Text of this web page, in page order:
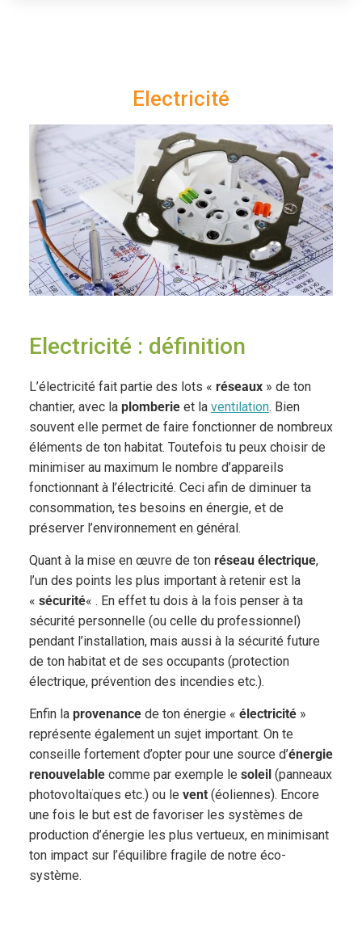
Electricité
Electricité : définition
L’électricité fait partie des lots « réseaux» de ton
chantier, avec la plomberieet la ventilation. Bien
souvent elle permet de faire fonctionner de nombreux
éléments de ton habitat. Toutefois tu peux choisir de
minimiser au maximum le nombre d’appareils
fonctionnant à l’électricité. Ceci afin de diminuer ta
consommation, tes besoins en énergie, et de
préserver l’environnement en général.
Quant à la mise en œuvre de ton réseau électrique,
l’un des points les plus important à retenir est la
« sécurité« . En effet tu dois à la fois penser à ta
sécurité personnelle (ou celle du professionnel)
pendant l’installation, mais aussi à la sécurité future
de ton habitat et de ses occupants (protection
électrique, prévention des incendies etc.).
Enfin la provenancede ton énergie « électricité»
représente également un sujet important. On te
conseille fortement d’opter pour une source d’énergie
renouvelablecomme par exemple le soleil (panneaux
photovoltaïques etc.) ou le vent(éoliennes). Encore
une fois le but est de favoriser les systèmes de
production d’énergie les plus vertueux, en minimisant
ton impact sur l’équilibre fragile de notre éco-
système.